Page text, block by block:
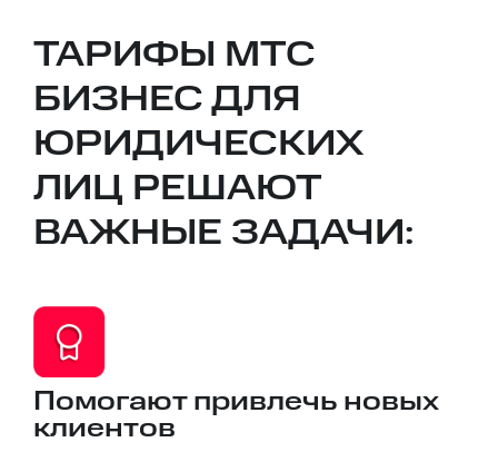
ТАРИФЫ МТС
БИЗНЕС ДЛЯ
ЮРИДИЧЕСКИХ
ЛИЦ РЕШАЮТ
ВАЖНЫЕ ЗАДАЧИ:
Помогают привлечь новых
клиентов